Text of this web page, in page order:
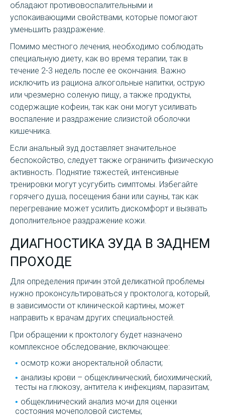
обладают противовоспалительными и
успокаивающими свойствами, которые помогают
уменьшить раздражение.
Помимо местного лечения, необходимо соблюдать
специальную диету, как во время терапии, так в
течение 2-3 недель после ее окончания. Важно
исключить из рациона алкогольные напитки, острую
или чрезмерно соленую пищу, а также продукты,
содержащие кофеин, так как они могут усиливать
воспаление и раздражение слизистой оболочки
кишечника.
Если анальный зуд доставляет значительное
беспокойство, следует также ограничить физическую
активность. Поднятие тяжестей, интенсивные
тренировки могут усугубить симптомы. Избегайте
горячего душа, посещения бани или сауны, так как
перегревание может усилить дискомфорт и вызвать
дополнительное раздражение кожи.
ДИАГНОСТИКА ЗУДА В ЗАДНЕМ
ПРОХОДЕ
Для определения причин этой деликатной проблемы
нужно проконсультироваться у проктолога, который,
в зависимости от клинической картины, может
направить к врачам других специальностей.
При обращении к проктологу будет назначено
комплексное обследование, включающее:
осмотр кожи аноректальной области;
анализы крови – общеклинический, биохимический,
тесты на глюкозу, антитела к инфекциям, паразитам;
общеклинический анализ мочи для оценки
состояния мочеполовой системы;